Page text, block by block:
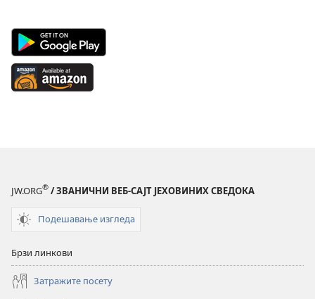
Android
App
on
Google
Available
at
JW.ORG® / ЗВАНИЧНИ ВЕБ-САЈТ ЈЕХОВИНИХ СВЕДОКА
Подешавање изгледа
Брзи линкови
Затражите посету